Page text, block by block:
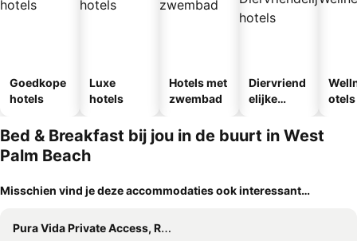
Goedkope
hotels
Luxe
hotels
Hotels met
zwembad
Diervriend
elijke
otels
Bed & Breakfast bij jou in de buurt in West
Palm Beach
Misschien vind je deze accommodaties ook interessant…
Pura Vida Private Access, Room & Bathroom